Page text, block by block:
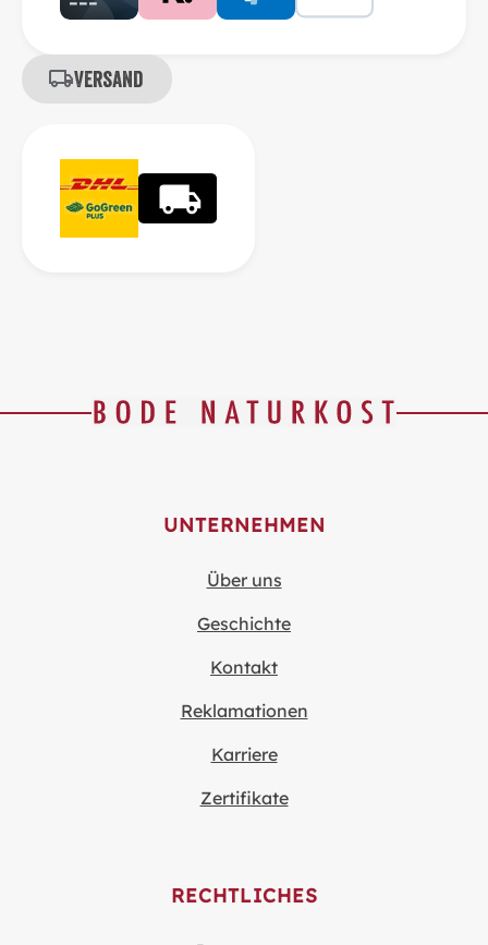
Versand
UNTERNEHMEN
Über uns
Geschichte
Kontakt
Reklamationen
Karriere
Zertifikate
RECHTLICHES